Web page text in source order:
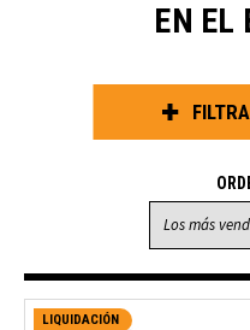
EN EL
LIQUIDACIÓN